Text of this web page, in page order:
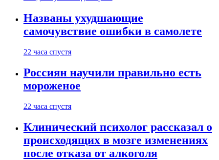
Названы ухудшающие
самочувствие ошибки в самолете
22 часа спустя
Россиян научили правильно есть
мороженое
22 часа спустя
Клинический психолог рассказал о
происходящих в мозге изменениях
после отказа от алкоголя